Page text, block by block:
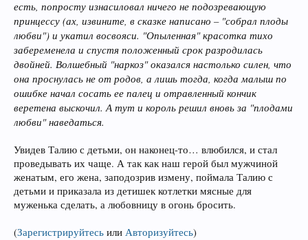
есть, попросту изнасиловал ничего не подозревающую
принцессу (ах, извините, в сказке написано – "собрал плоды
любви") и укатил восвояси. "Опыленная" красотка тихо
забеременела и спустя положенный срок разродилась
двойней. Волшебный "наркоз" оказался настолько силен, что
она проснулась не от родов, а лишь тогда, когда малыш по
ошибке начал сосать ее палец и отравленный кончик
веретена выскочил. А тут и король решил вновь за "плодами
любви" наведаться.
Увидев Талию с детьми, он наконец-то… влюбился, и стал
проведывать их чаще. А так как наш герой был мужчиной
женатым, его жена, заподозрив измену, поймала Талию с
детьми и приказала из детишек котлетки мясные для
муженька сделать, а любовницу в огонь бросить.
(Зарегистрируйтесь или Авторизуйтесь)